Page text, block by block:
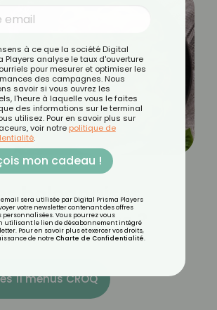
bolognaises
caloriques ?
11 menus CROQ
à ce que la société Digital
Players analyse le taux d'ouverture
pour mesurer et optimiser les
des campagnes. Nous
savoir si vous ouvrez les
l'heure à laquelle vous le faites
des informations sur le terminal
utilisez. Pour en savoir plus sur
voir notre politique de
.
mon cadeau !
email sera utilisée par Digital Prisma Players
votre newsletter contenant des offres
personnalisées. Vous pourrez vous
utilisant le lien de désabonnement intégré
Pour en savoir plus et exercer vos droits,
de notre Charte de Confidentialité.